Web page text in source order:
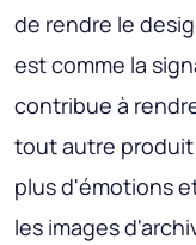
de rendre le
est comme la
contribue à
tout autre produit
plus d'émotions
les images